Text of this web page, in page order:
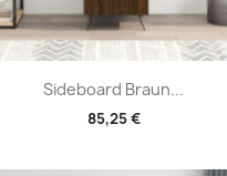
Sideboard Braun...
85,25 €
Vorschau